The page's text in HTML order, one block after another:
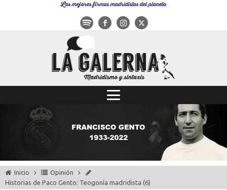
Las mejores firmas madridistas del planeta
Inicio
Opinión
Historias de Paco Gento: Teogonía madridista (6)